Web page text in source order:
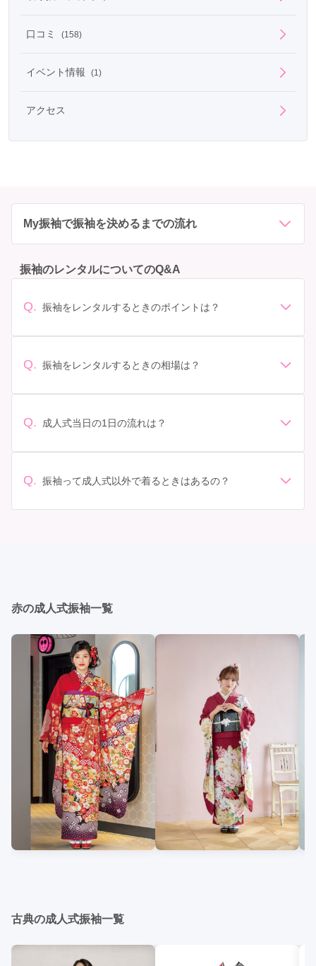
口コミ (158)
イベント情報 (1)
アクセス
My振袖で振袖を決めるまでの流れ
振袖のレンタルについてのQ&A
Q. 振袖をレンタルするときのポイントは？
があります。 サイズ選び: 自分の体型に合ったサイズを
イズ調整をお願いすることもあります。 価格: 予算に合
ンタル料金に含まれるもの（小物や帯、草履など）を確
っかり確認しておく必要があります。 お店選び: 評判や
しょう。
Q. 振袖をレンタルするときの相場は？
されています。 高級なものやブランド物になると、それ
袖でプランをご確認いただくか、店舗に問い合わせてみ
Q. 成人式当日の1日の流れは？
人式: 一般的に午前中に成人式が行わる場合が多いです
を確認しましょう。 写真撮影: 成人式の後、家族や友人
Q. 振袖って成人式以外で着るときはあるの？
赤の成人式振袖一覧
古典の成人式振袖一覧